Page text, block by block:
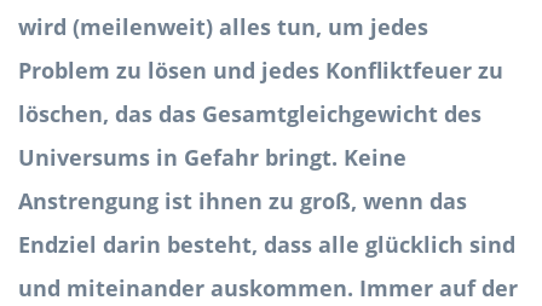
wird (meilenweit) alles tun, um jedes
Problem zu lösen und jedes Konfliktfeuer zu
löschen, das das Gesamtgleichgewicht des
Universums in Gefahr bringt. Keine
Anstrengung ist ihnen zu groß, wenn das
Endziel darin besteht, dass alle glücklich sind
und miteinander auskommen. Immer auf der